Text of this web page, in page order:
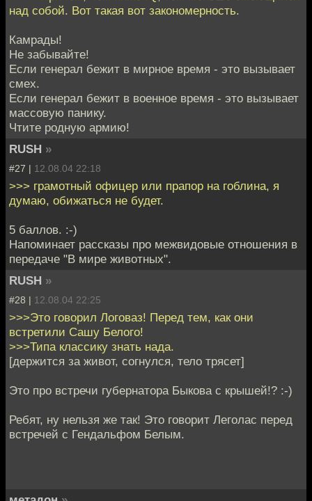
над собой. Вот такая вот закономерность.
Камрады!
Не забывайте!
Если генерал бежит в мирное время - это вызывает
смех.
Если генерал бежит в военное время - это вызывает
массовую панику.
Чтите родную армию!
RUSH »
#27 | 12.08.04 22:18
>>> грамотный офицер или прапор на гоблина, я
думаю, обижаться не будет.
5 баллов. :-)
Напоминает рассказы про межвидовые отношения в
передаче "В мире животных".
RUSH »
#28 | 12.08.04 22:25
>>>Это говорил Логоваз! Перед тем, как они
встретили Сашу Белого!
>>>Типа классику знать нада.
[держится за живот, согнулся, тело трясет]
Это про встречи губернатора Быкова с крышей!? :-)
Ребят, ну нельзя же так! Это говорит Леголас перед
встречей с Гендальфом Белым.